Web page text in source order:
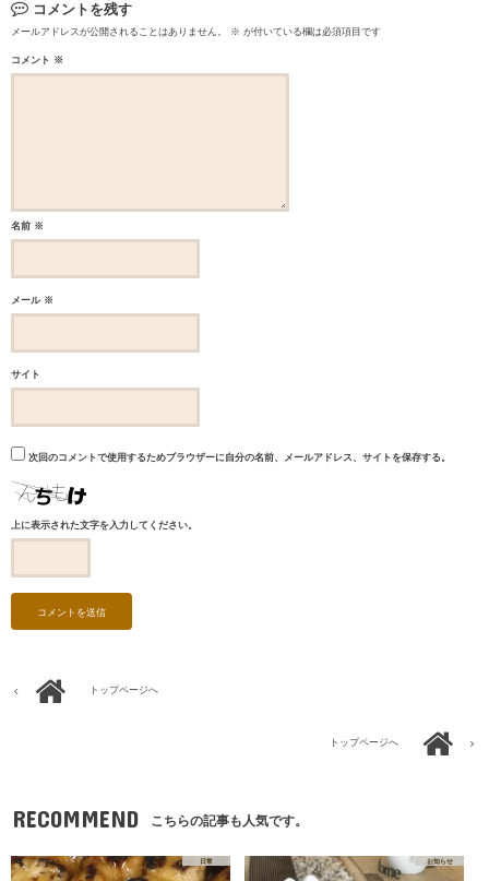
コメントを残す
メールアドレスが公開されることはありません。 ※ が付いている欄は必須項目です
コメント ※
名前 ※
メール ※
サイト
次回のコメントで使用するためブラウザーに自分の名前、メールアドレス、サイトを保存する。
上に表示された文字を入力してください。
トップページへ
トップページへ
RECOMMEND こちらの記事も人気です。
日常 お知らせ